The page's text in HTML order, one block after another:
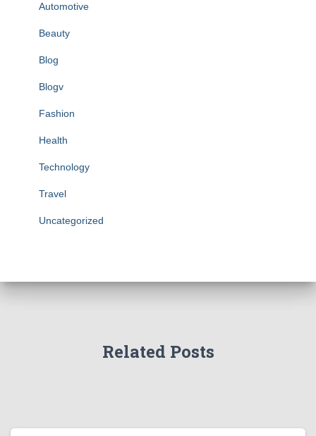
Automotive
Beauty
Blog
Blogv
Fashion
Health
Technology
Travel
Uncategorized
Related Posts